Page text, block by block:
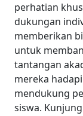
perhatian
dukungan
memberikan
untuk
tantangan
mereka
mendukung
siswa.